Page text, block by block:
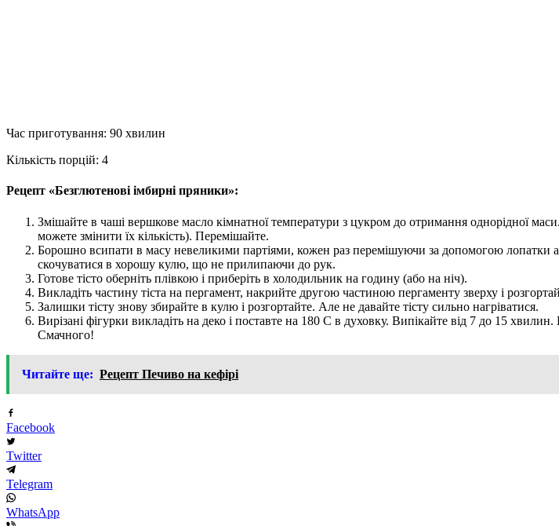
Час приготування: 90 хвилин
Кількість порцій: 4
Рецепт «Безглютенові імбирні пряники»:
Змішайте в чаші вершкове масло кімнатної температури з цукром до отримання однорідної
можете змінити їх кількість). Перемішайте.
Борошно всипати в масу невеликими партіями, кожен раз перемішуючи за допомогою лопатки
скочуватися в хорошу кулю, що не прилипаючи до рук.
Готове тісто оберніть плівкою і приберіть в холодильник на годину (або на ніч).
Викладіть частину тіста на пергамент, накрийте другою частиною пергаменту зверху і
Залишки тісту знову збирайте в кулю і розгортайте. Але не давайте тісту сильно нагріватися.
Вирізані фігурки викладіть на деко і поставте на 180 С в духовку. Випікайте від 7 до 15
Смачного!
Читайте ще: Рецепт Печиво на кефірі
Facebook
Twitter
Telegram
WhatsApp